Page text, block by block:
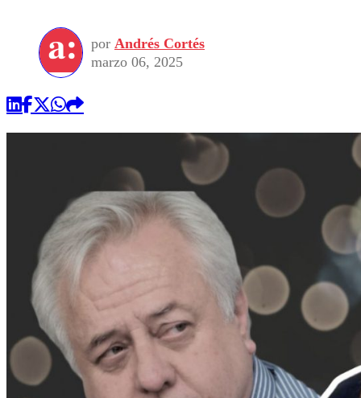
por Andrés Cortés
marzo 06, 2025